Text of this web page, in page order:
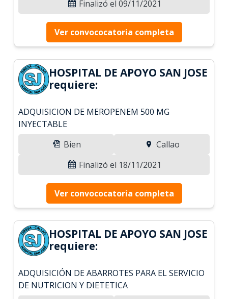
Finalizó el 09/11/2021
Ver convococatoria completa
HOSPITAL DE APOYO SAN JOSE
requiere:
ADQUISICION DE MEROPENEM 500 MG
INYECTABLE
Bien
Callao
Finalizó el 18/11/2021
Ver convococatoria completa
HOSPITAL DE APOYO SAN JOSE
requiere:
ADQUISICIÓN DE ABARROTES PARA EL SERVICIO
DE NUTRICION Y DIETETICA